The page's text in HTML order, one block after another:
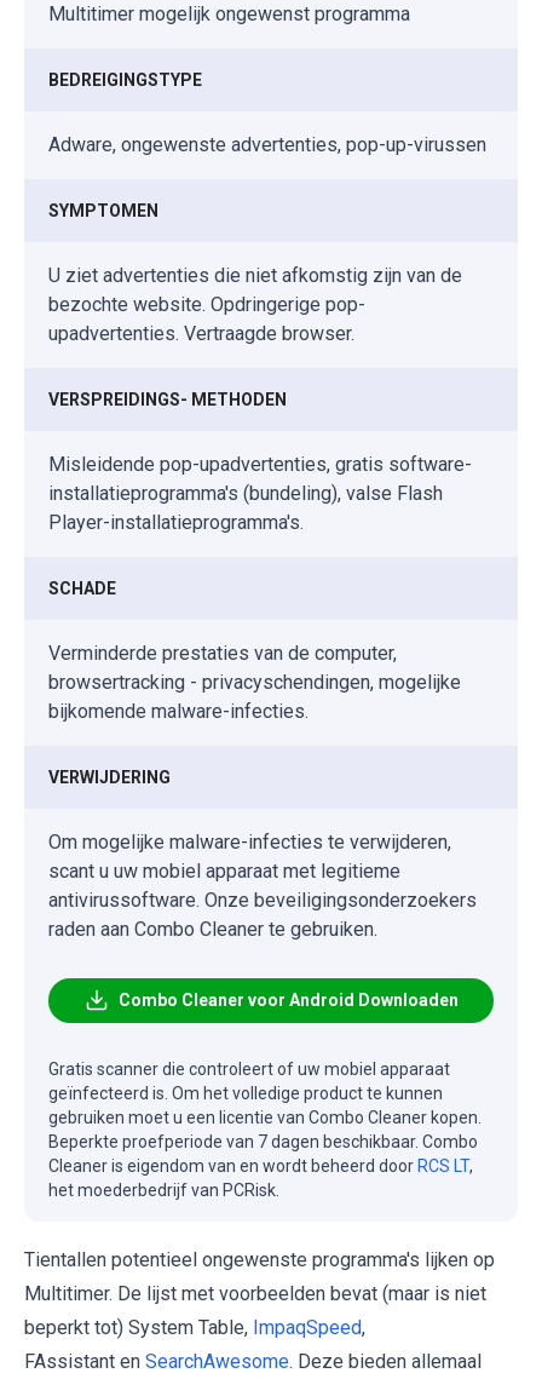
Multitimer mogelijk ongewenst programma
BEDREIGINGSTYPE
Adware, ongewenste advertenties, pop-up-virussen
SYMPTOMEN
U ziet advertenties die niet afkomstig zijn van de
bezochte website. Opdringerige pop-
upadvertenties. Vertraagde browser.
VERSPREIDINGS- METHODEN
Misleidende pop-upadvertenties, gratis software-
installatieprogramma's (bundeling), valse Flash
Player-installatieprogramma's.
SCHADE
Verminderde prestaties van de computer,
browsertracking - privacyschendingen, mogelijke
bijkomende malware-infecties.
VERWIJDERING
Om mogelijke malware-infecties te verwijderen,
scant u uw mobiel apparaat met legitieme
antivirussoftware. Onze beveiligingsonderzoekers
raden aan Combo Cleaner te gebruiken.
Combo Cleaner voor Android Downloaden
Gratis scanner die controleert of uw mobiel apparaat
geïnfecteerd is. Om het volledige product te kunnen
gebruiken moet u een licentie van Combo Cleaner kopen.
Beperkte proefperiode van 7 dagen beschikbaar. Combo
Cleaner is eigendom van en wordt beheerd doorRCS LT,
het moederbedrijf van PCRisk.
Tientallen potentieel ongewenste programma's lijken op
Multitimer. De lijst met voorbeelden bevat (maar is niet
beperkt tot) System Table, ImpaqSpeed,
FAssistant en SearchAwesome. Deze bieden allemaal